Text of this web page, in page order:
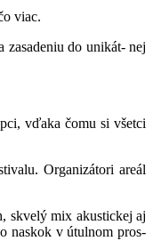
viac.
do unikát- nej
vďaka čomu si všetci
Organizátori areál
skvelý mix akustickej aj
naskok v útulnom pros-